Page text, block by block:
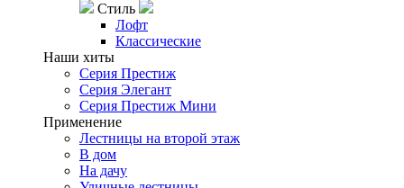
Стиль
Лофт
Классические
Наши хиты
Серия Престиж
Серия Элегант
Серия Престиж Мини
Применение
Лестницы на второй этаж
В дом
На дачу